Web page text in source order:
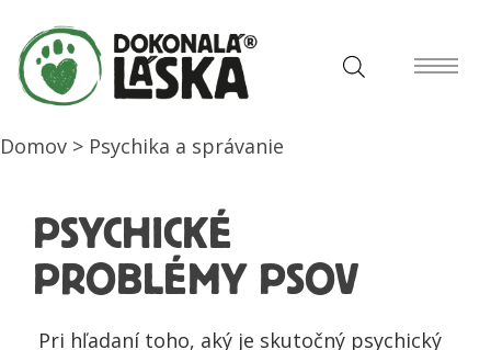
Domov > Psychika a správanie
PSYCHICKÉ
PROBLÉMY PSOV
Pri hľadaní toho, aký je skutočný psychický